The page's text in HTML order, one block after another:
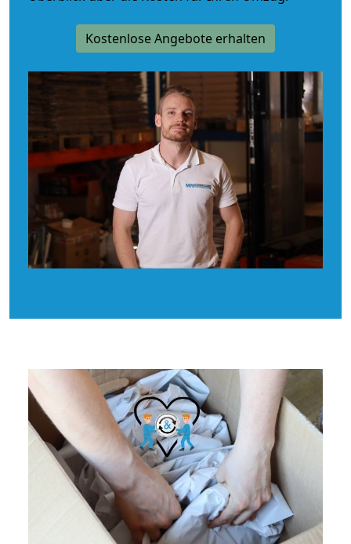
Kostenlose Angebote erhalten